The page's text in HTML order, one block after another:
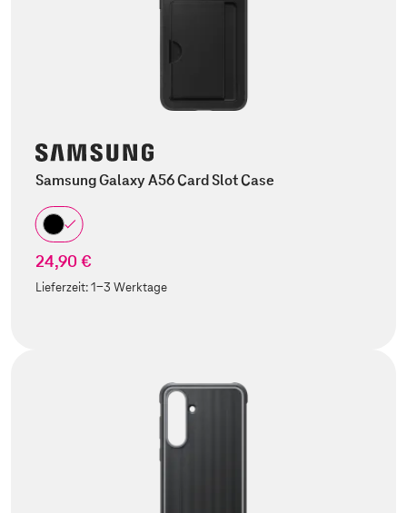
Samsung Galaxy A56 Card Slot Case
24,90 €
Lieferzeit:1-3 Werktage